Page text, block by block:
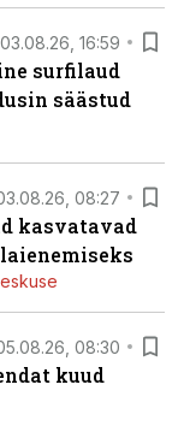
03.08.26, 16:59
surfilaud
säästud
08:27
kasvatavad
08:30
kuud